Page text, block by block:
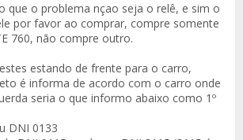
que o problema nçao seja o relê, e sim o
por favor ao comprar, compre somente
760, não compre outro.
estando de frente para o carro,
é informa de acordo com o carro onde
seria o que informo abaixo como 1º
DNI 0133